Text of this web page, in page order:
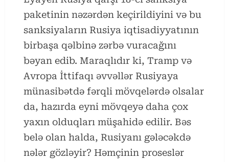
paketinin nəzərdən keçirildiyini və bu
sanksiyaların Rusiya iqtisadiyyatının
birbaşa qəlbinə zərbə vuracağını
bəyan edib. Maraqlıdır ki, Tramp və
Avropa İttifaqı əvvəllər Rusiyaya
münasibətdə fərqli mövqelərdə olsalar
da, hazırda eyni mövqeyə daha çox
yaxın olduqları müşahidə edilir. Bəs
belə olan halda, Rusiyanı gələcəkdə
nələr gözləyir? Həmçinin proseslər